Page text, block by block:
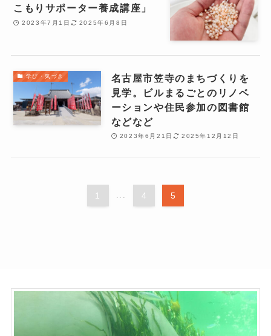
こもりサポーター養成講座」
2023年7月1日 2025年6月8日
学び・気づき
名古屋市笠寺のまちづくりを
見学。ビルまるごとのリノベ
ーションや住民参加の図書館
などなど
2023年6月21日 2025年12月12日
1 ... 4 5